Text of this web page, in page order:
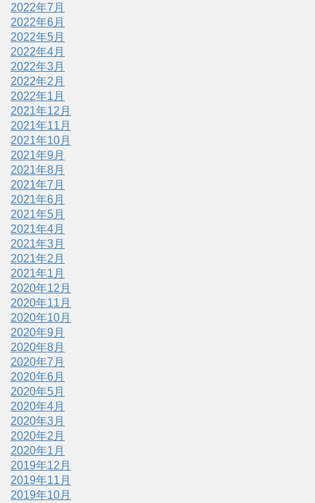
2022年7月
2022年6月
2022年5月
2022年4月
2022年3月
2022年2月
2022年1月
2021年12月
2021年11月
2021年10月
2021年9月
2021年8月
2021年7月
2021年6月
2021年5月
2021年4月
2021年3月
2021年2月
2021年1月
2020年12月
2020年11月
2020年10月
2020年9月
2020年8月
2020年7月
2020年6月
2020年5月
2020年4月
2020年3月
2020年2月
2020年1月
2019年12月
2019年11月
2019年10月